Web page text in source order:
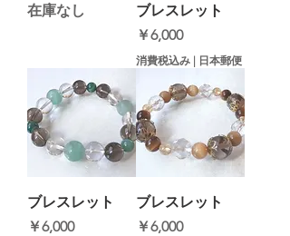
在庫なし
ブレスレット
価格
￥6,000
消費税込み | 日本郵便
ブレスレット
価格
￥6,000
ブレスレット
価格
￥6,000